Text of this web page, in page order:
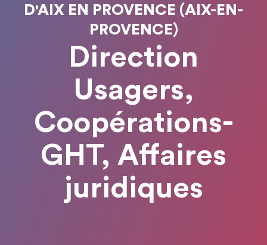
D'AIX EN PROVENCE (AIX-EN-
PROVENCE)
Direction
Usagers,
Coopérations-
GHT, Affaires
juridiques